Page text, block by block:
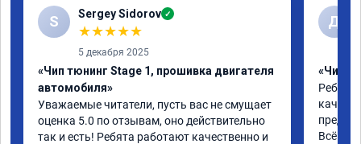
S Sergey Sidorov ✓
★★★★★
5 декабря 2025
«Чип тюнинг Stage 1, прошивка двигателя
автомобиля»
Уважаемые читатели, пусть вас не смущает
оценка 5.0 по отзывам, оно действительно
так и есть! Ребята работают качественно и
Д
«Чип
Ребята
Всё